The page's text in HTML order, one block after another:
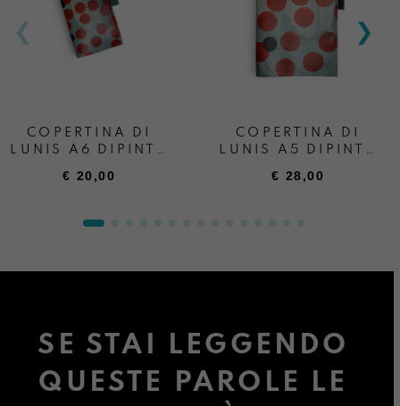
COPERTINA DI
LUNIS A6 DIPINTA
PRIMAVEGA
€ 20,00
COPERTINA DI
LUNIS A5 DIPINTA
PRIMAVEGA
€ 28,00
SE STAI LEGGENDO
QUESTE PAROLE LE